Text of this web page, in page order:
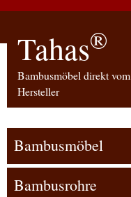
Tahas®
Bambusmöbel direkt vom
Hersteller
Bambusmöbel
Bambusrohre